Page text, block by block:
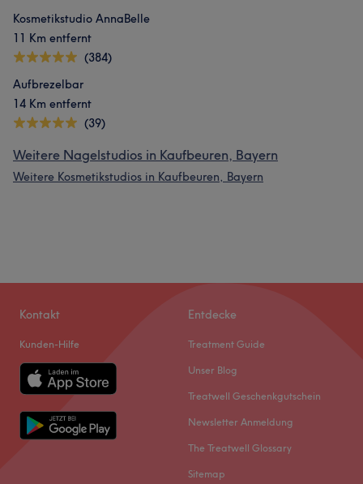
Kosmetikstudio AnnaBelle
11 Km entfernt
(384)
Aufbrezelbar
14 Km entfernt
(39)
Weitere Nagelstudios in Kaufbeuren, Bayern
Weitere Kosmetikstudios in Kaufbeuren, Bayern
Kontakt
Kunden-Hilfe
Entdecke
Treatment Guide
Unser Blog
Treatwell Geschenkgutschein
Newsletter Anmeldung
The Treatwell Glossary
Sitemap